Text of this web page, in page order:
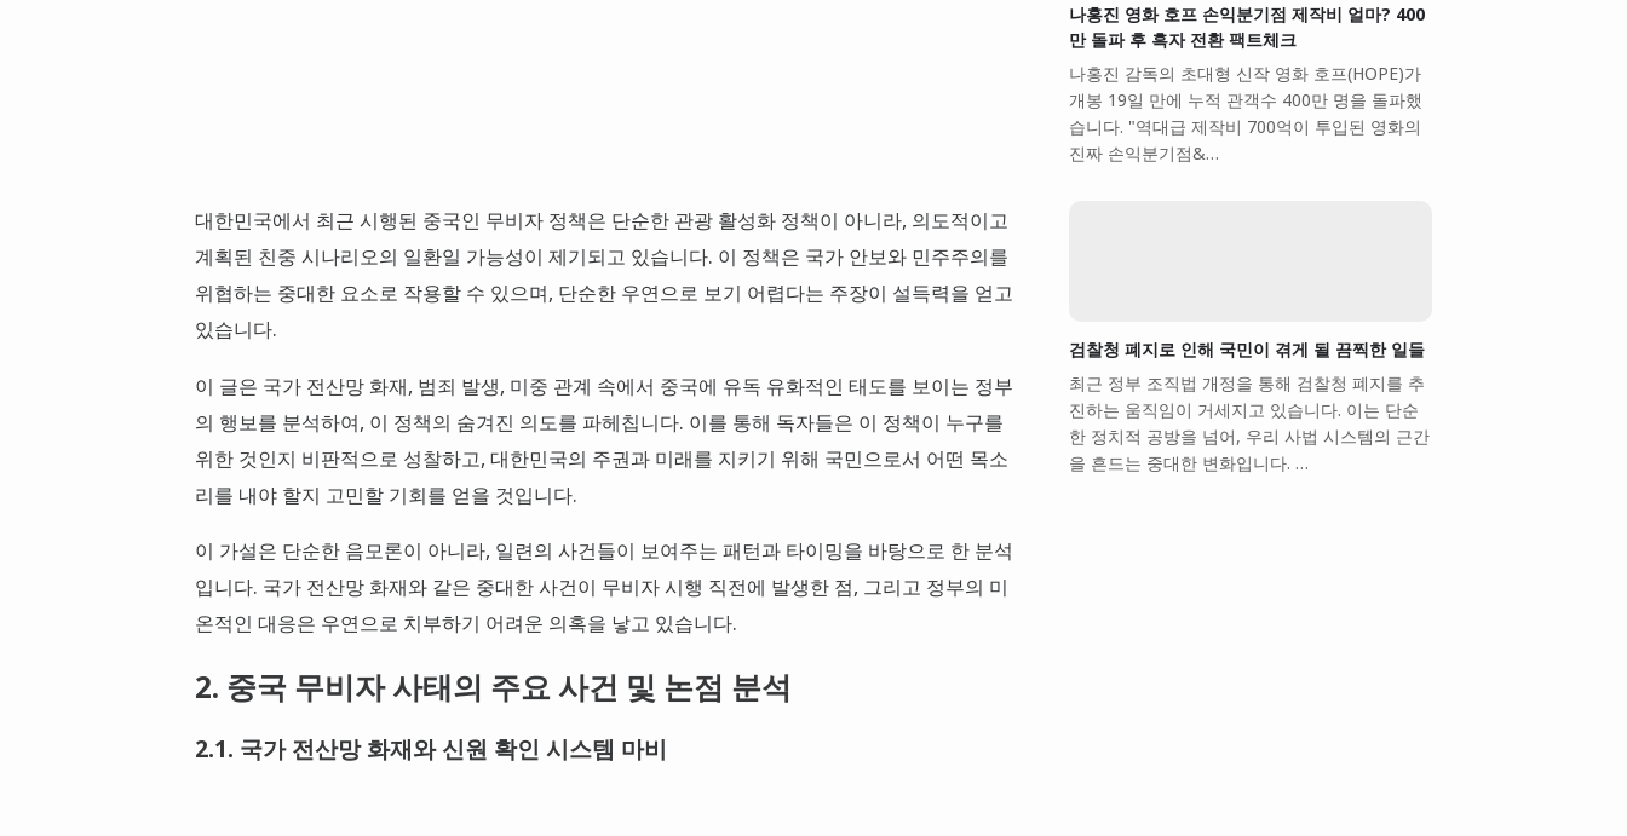
대한민국에서 최근 시행된 중국인 무비자 정책은 단순한 관광 활성화 정책이 아니라, 의도적이고
계획된 친중 시나리오의 일환일 가능성이 제기되고 있습니다. 이 정책은 국가 안보와 민주주의를
위협하는 중대한 요소로 작용할 수 있으며, 단순한 우연으로 보기 어렵다는 주장이 설득력을 얻고
있습니다.
이 글은 국가 전산망 화재, 범죄 발생, 미중 관계 속에서 중국에 유독 유화적인 태도를 보이는 정부
의 행보를 분석하여, 이 정책의 숨겨진 의도를 파헤칩니다. 이를 통해 독자들은 이 정책이 누구를
위한 것인지 비판적으로 성찰하고, 대한민국의 주권과 미래를 지키기 위해 국민으로서 어떤 목소
리를 내야 할지 고민할 기회를 얻을 것입니다.
이 가설은 단순한 음모론이 아니라, 일련의 사건들이 보여주는 패턴과 타이밍을 바탕으로 한 분석
입니다. 국가 전산망 화재와 같은 중대한 사건이 무비자 시행 직전에 발생한 점, 그리고 정부의 미
온적인 대응은 우연으로 치부하기 어려운 의혹을 낳고 있습니다.
2. 중국 무비자 사태의 주요 사건 및 논점 분석
2.1. 국가 전산망 화재와 신원 확인 시스템 마비
나홍진 영화 호프 손익분기점 제작비 얼마? 400
만 돌파 후 흑자 전환 팩트체크
나홍진 감독의 초대형 신작 영화 호프(HOPE)가
개봉 19일 만에 누적 관객수 400만 명을 돌파했
습니다. "역대급 제작비 700억이 투입된 영화의
진짜 손익분기점&…
검찰청 폐지로 인해 국민이 겪게 될 끔찍한 일들
최근 정부 조직법 개정을 통해 검찰청 폐지를 추
진하는 움직임이 거세지고 있습니다. 이는 단순
한 정치적 공방을 넘어, 우리 사법 시스템의 근간
을 흔드는 중대한 변화입니다. …